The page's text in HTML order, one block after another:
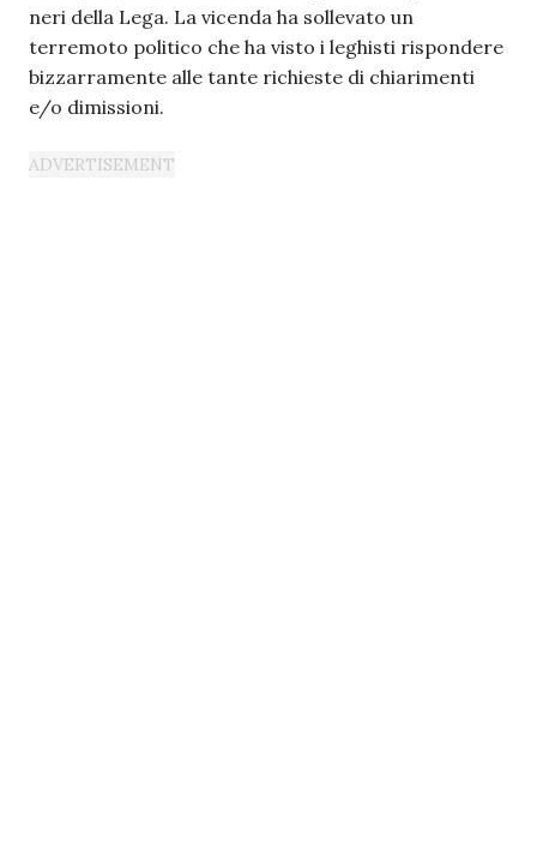
neri della Lega. La vicenda ha sollevato un
terremoto politico che ha visto i leghisti rispondere
bizzarramente alle tante richieste di chiarimenti
e/o dimissioni.